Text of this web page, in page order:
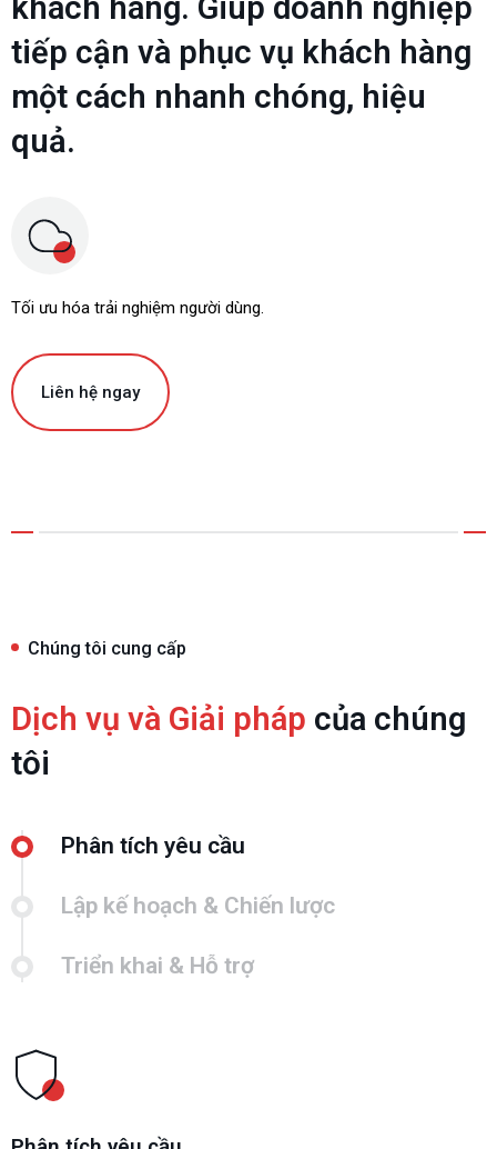
khách hàng. Giúp doanh nghiệp
tiếp cận và phục vụ khách hàng
một cách nhanh chóng, hiệu
quả.
Tối ưu hóa trải nghiệm người dùng.
Liên hệ ngay
Chúng tôi cung cấp
Dịch vụ và Giải pháp của chúng
tôi
Phân tích yêu cầu
Lập kế hoạch & Chiến lược
Triển khai & Hỗ trợ